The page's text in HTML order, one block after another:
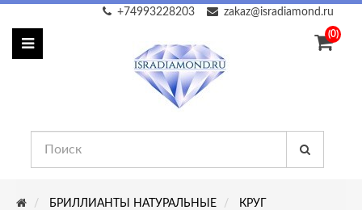
zakaz@isradiamond.ru
+74993228203
(0)
БРИЛЛИАНТЫ НАТУРАЛЬНЫЕ
КРУГ